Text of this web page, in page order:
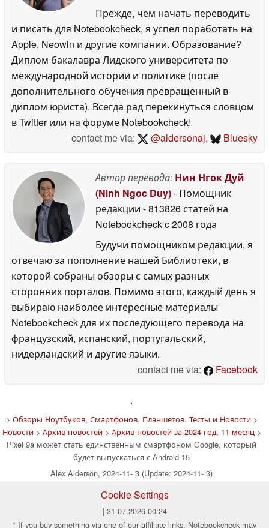
Прежде, чем начать переводить
и писать для Notebookcheck, я успел поработать на
Apple, Neowin и другие компании. Образование?
Диплом бакалавра Лидского университета по
международной истории и политике (после
дополнительного обучения превращённый в
диплом юриста). Всегда рад перекинуться словцом
в Twitter или на форуме Notebookcheck!
contact me via:
@aldersonaj, Bluesky
Автор перевода: Нин Нгок Дуй
(Ninh Ngoc Duy)- Помощник
редакции - 813826 статей на
Notebookcheckc 2008 года
Будучи помощником редакции, я
отвечаю за пополнение нашей Библиотеки, в
которой собраны обзоры с самых разных
сторонних порталов. Помимо этого, каждый день я
выбираю наиболее интересные материалы
Notebookcheck для их последующего перевода на
французский, испанский, португальский,
нидерландский и другие языки.
contact me via:
Facebook
'
> Обзоры Ноутбуков, Смартфонов, Планшетов. Тесты и Новости>
Новости> Архив новостей> Архив новостей за 2024 год, 11 месяц>
Pixel 9a может стать единственным смартфоном Google, который
будет выпускаться с Android 15
Alex Alderson, 2024-11- 3 (Update: 2024-11- 3)
Cookie Settings
| 31.07.2026 00:24
* If you buy something via one of our affiliate links, Notebookcheck may